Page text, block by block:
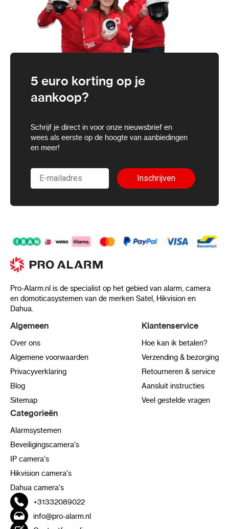
5 euro korting op je
aankoop?
Schrijf je direct in voor onze nieuwsbrief en
wees als eerste op de hoogte van aanbiedingen
en meer!
Inschrijven
Pro-Alarm.nl is de specialist op het gebied van alarm, camera
en domoticasystemen van de merken Satel, Hikvision en
Dahua.
Algemeen
Over ons
Algemene voorwaarden
Privacyverklaring
Blog
Sitemap
Klantenservice
Hoe kan ik betalen?
Verzending & bezorging
Retourneren & service
Aansluit instructies
Veel gestelde vragen
Categorieën
Alarmsystemen
Beveiligingscamera's
IP camera's
Hikvision camera's
Dahua camera's
+31332089022
info@pro-alarm.nl